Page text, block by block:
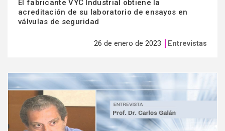
El fabricante VYC Industrial obtiene la
acreditación de su laboratorio de ensayos en
válvulas de seguridad
26 de enero de 2023 Entrevistas
Ver
más